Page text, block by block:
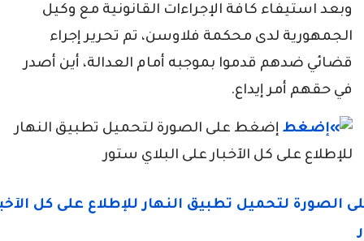
وبعد استيفاء كافة الإجراءات القانونية مع وكيل
الجمهورية لدى محكمة فلاوسن، تم تحرير إجراء
قضائي ضدهم قدموا بموجبه أمام العدالة، أين أصدر
في حقهم أمر إيداع.
إضغط على الصورة لتحميل تطبيق النهار
للإطلاع على كل الآخبار على البلاي ستور